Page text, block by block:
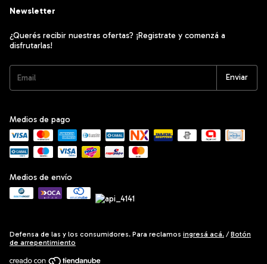
Newsletter
¿Querés recibir nuestras ofertas? ¡Registrate y comenzá a
disfrutarlas!
Medios de pago
Medios de envío
Defensa de las y los consumidores. Para reclamos ingresá acá. / Botón
de arrepentimiento